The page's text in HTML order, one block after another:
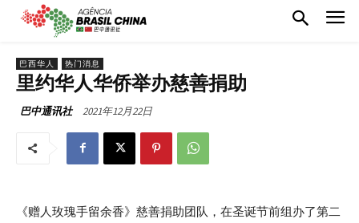
巴西华人 热门消息
里约华人华侨举办慈善捐助
巴中通讯社 2021年12月22日
《赠人玫瑰手留余香》慈善捐助团队，在圣诞节前组办了第二